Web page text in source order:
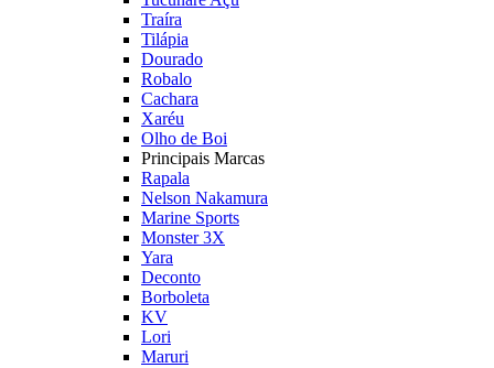
Traíra
Tilápia
Dourado
Robalo
Cachara
Xaréu
Olho de Boi
Principais Marcas
Rapala
Nelson Nakamura
Marine Sports
Monster 3X
Yara
Deconto
Borboleta
KV
Lori
Maruri